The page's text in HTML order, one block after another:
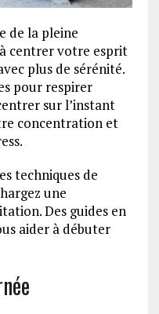
de la pleine
centrer votre esprit
plus de sérénité.
pour respirer
sur l’instant
concentration et
techniques de
une
Des guides en
aider à débuter